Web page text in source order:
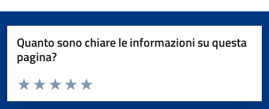
Quanto sono chiare le informazioni su questa
pagina?
Valuta da 1 a 5 stelle la pagina
Valuta 5 stelle su 5
Valuta 4 stelle su 5
Valuta 3 stelle su 5
Valuta 2 stelle su 5
Valuta 1 stelle su 5